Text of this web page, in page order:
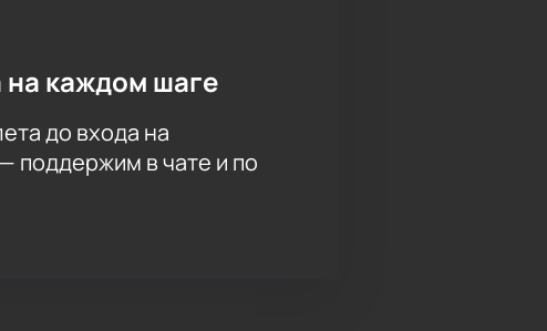
каждом шаге
до входа на
поддержим в чате и по